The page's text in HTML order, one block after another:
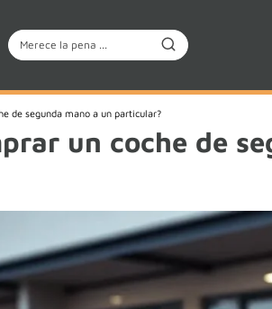
de segunda mano a un particular?
un coche de